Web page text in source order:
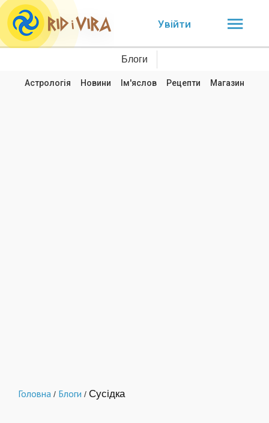
Увійти
Блоги
Астрологія Новини Ім'яслов Рецепти Магазин
Головна / Блоги / Сусідка